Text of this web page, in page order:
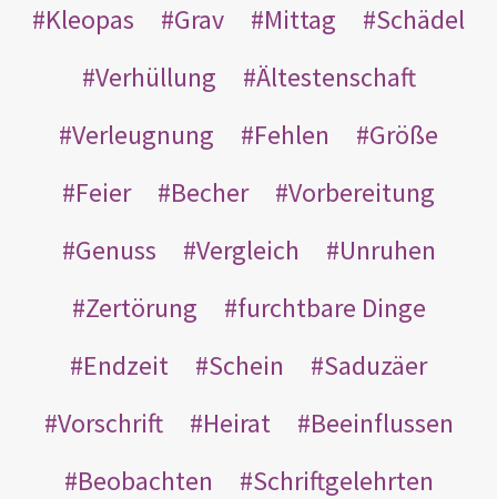
Kleopas
Grav Mittag
Schädel
Verhüllung
Ältestenschaft
Verleugnung
Fehlen
Größe
Feier
Becher
Vorbereitung
Genuss
Vergleich
Unruhen
Zertörung
furchtbare Dinge
Endzeit
Schein
Saduzäer
Vorschrift
Heirat
Beeinflussen
Beobachten
Schriftgelehrten